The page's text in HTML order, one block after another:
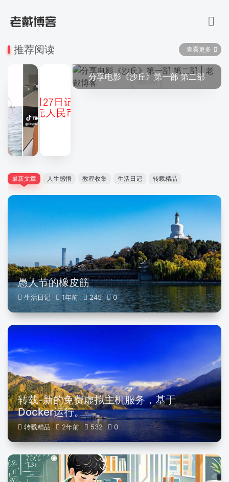
推荐阅读 查看更多
分享电影《沙丘》第一部 第二部
最新文章 人生感悟 教程收集 生活日记 转载精品
愚人节的橡皮筋
生活日记 1年前 245 0
转载-新的免费虚拟主机服务，基于
Docker运行。
转载精品 2年前 532 0